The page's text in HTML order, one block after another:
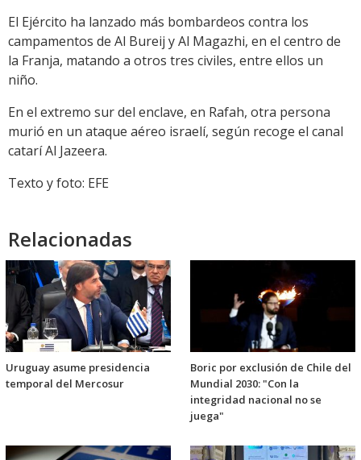
El Ejército ha lanzado más bombardeos contra los
campamentos de Al Bureij y Al Magazhi, en el centro de
la Franja, matando a otros tres civiles, entre ellos un
niño.
En el extremo sur del enclave, en Rafah, otra persona
murió en un ataque aéreo israelí, según recoge el canal
catarí Al Jazeera.
Texto y foto: EFE
Relacionadas
Uruguay asume presidencia
temporal del Mercosur
Boric por exclusión de Chile del
Mundial 2030: "Con la
integridad nacional no se
juega"